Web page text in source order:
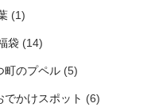
(1)
袋(14)
町のプペル(5)
でかけスポット (6)